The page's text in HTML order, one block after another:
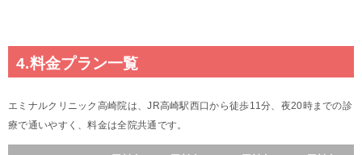
4.料金プラン一覧
エミナルクリニック高崎院は、JR高崎駅西口から徒歩11分、夜20時までの診
療で通いやすく、料金は全院共通です。